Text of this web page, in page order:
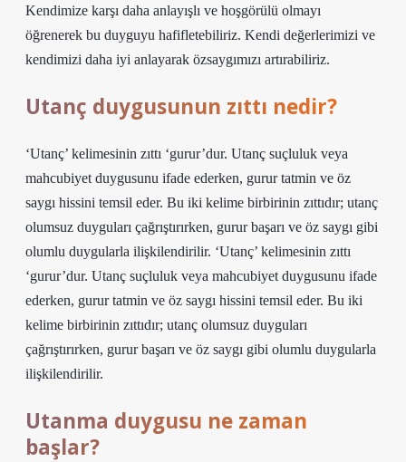
Kendimize karşı daha anlayışlı ve hoşgörülü olmayı
öğrenerek bu duyguyu hafifletebiliriz. Kendi değerlerimizi ve
kendimizi daha iyi anlayarak özsaygımızı artırabiliriz.
Utanç duygusunun zıttı nedir?
‘Utanç’ kelimesinin zıttı ‘gurur’dur. Utanç suçluluk veya
mahcubiyet duygusunu ifade ederken, gurur tatmin ve öz
saygı hissini temsil eder. Bu iki kelime birbirinin zıttıdır; utanç
olumsuz duyguları çağrıştırırken, gurur başarı ve öz saygı gibi
olumlu duygularla ilişkilendirilir. ‘Utanç’ kelimesinin zıttı
‘gurur’dur. Utanç suçluluk veya mahcubiyet duygusunu ifade
ederken, gurur tatmin ve öz saygı hissini temsil eder. Bu iki
kelime birbirinin zıttıdır; utanç olumsuz duyguları
çağrıştırırken, gurur başarı ve öz saygı gibi olumlu duygularla
ilişkilendirilir.
Utanma duygusu ne zaman
başlar?